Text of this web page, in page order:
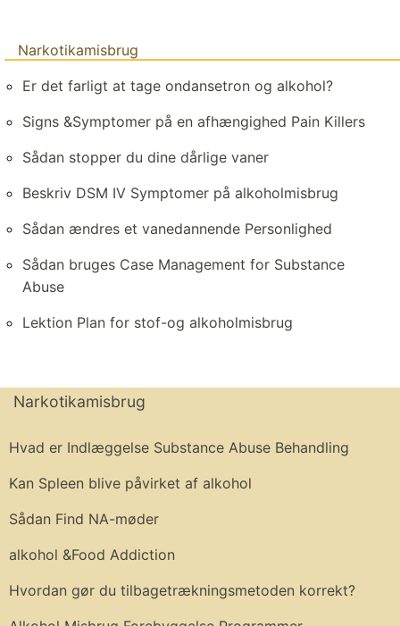
Narkotikamisbrug
Er det farligt at tage ondansetron og alkohol?
Signs &Symptomer på en afhængighed Pain Killers
Sådan stopper du dine dårlige vaner
Beskriv DSM IV Symptomer på alkoholmisbrug
Sådan ændres et vanedannende Personlighed
Sådan bruges Case Management for Substance
Abuse
Lektion Plan for stof-og alkoholmisbrug
Narkotikamisbrug
Hvad er Indlæggelse Substance Abuse Behandling
Kan Spleen blive påvirket af alkohol
Sådan Find NA-møder
alkohol &Food Addiction
Hvordan gør du tilbagetrækningsmetoden korrekt?